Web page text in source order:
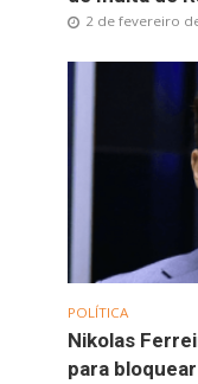
2 de fevereiro
POLÍTICA
Nikolas
para